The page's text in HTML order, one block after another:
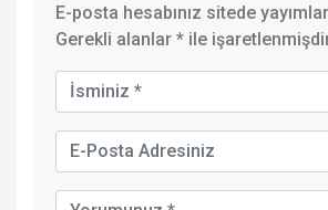
E-posta hesabınız sitede
Gerekli alanlar * ile